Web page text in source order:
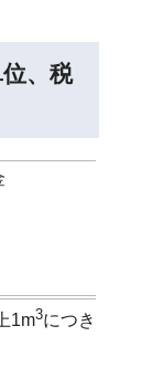
、税
1m3につき６０円